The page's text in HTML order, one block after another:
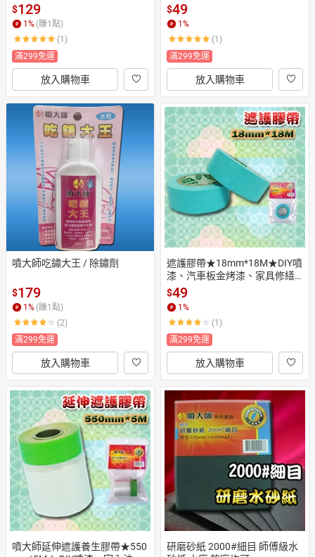
$129
1 % (賺1 點)
(1)
滿299免運
放入購物車
$49
1 %
(1)
滿299免運
放入購物車
噴大師吃鏽大王 / 除鏽劑
$179
1% (賺1點)
(2)
滿299免運
放入購物車
遮護膠帶★18mm*18M★DIY噴
漆、汽車板金烤漆、家具修繕
等遮護之用
$49
1%
(1)
滿299免運
放入購物車
噴大師延伸遮護養生膠帶★550
研磨砂紙 2000#細目 師傅級水